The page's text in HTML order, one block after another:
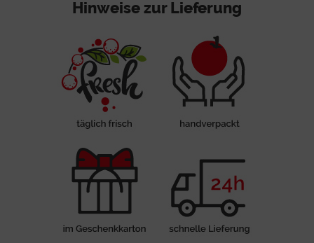
Hinweise zur Lieferung